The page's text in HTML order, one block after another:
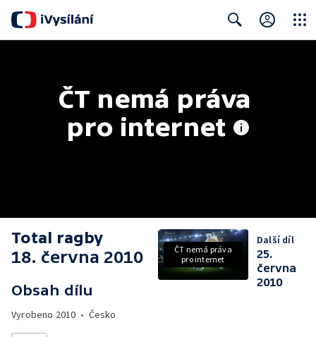
ČT nemá práva
pro internet
Total ragby
18. června 2010
Obsah dílu
Vyrobeno 2010 • Česko
ČT nemá práva
pro internet
Další díl
25.
června
2010